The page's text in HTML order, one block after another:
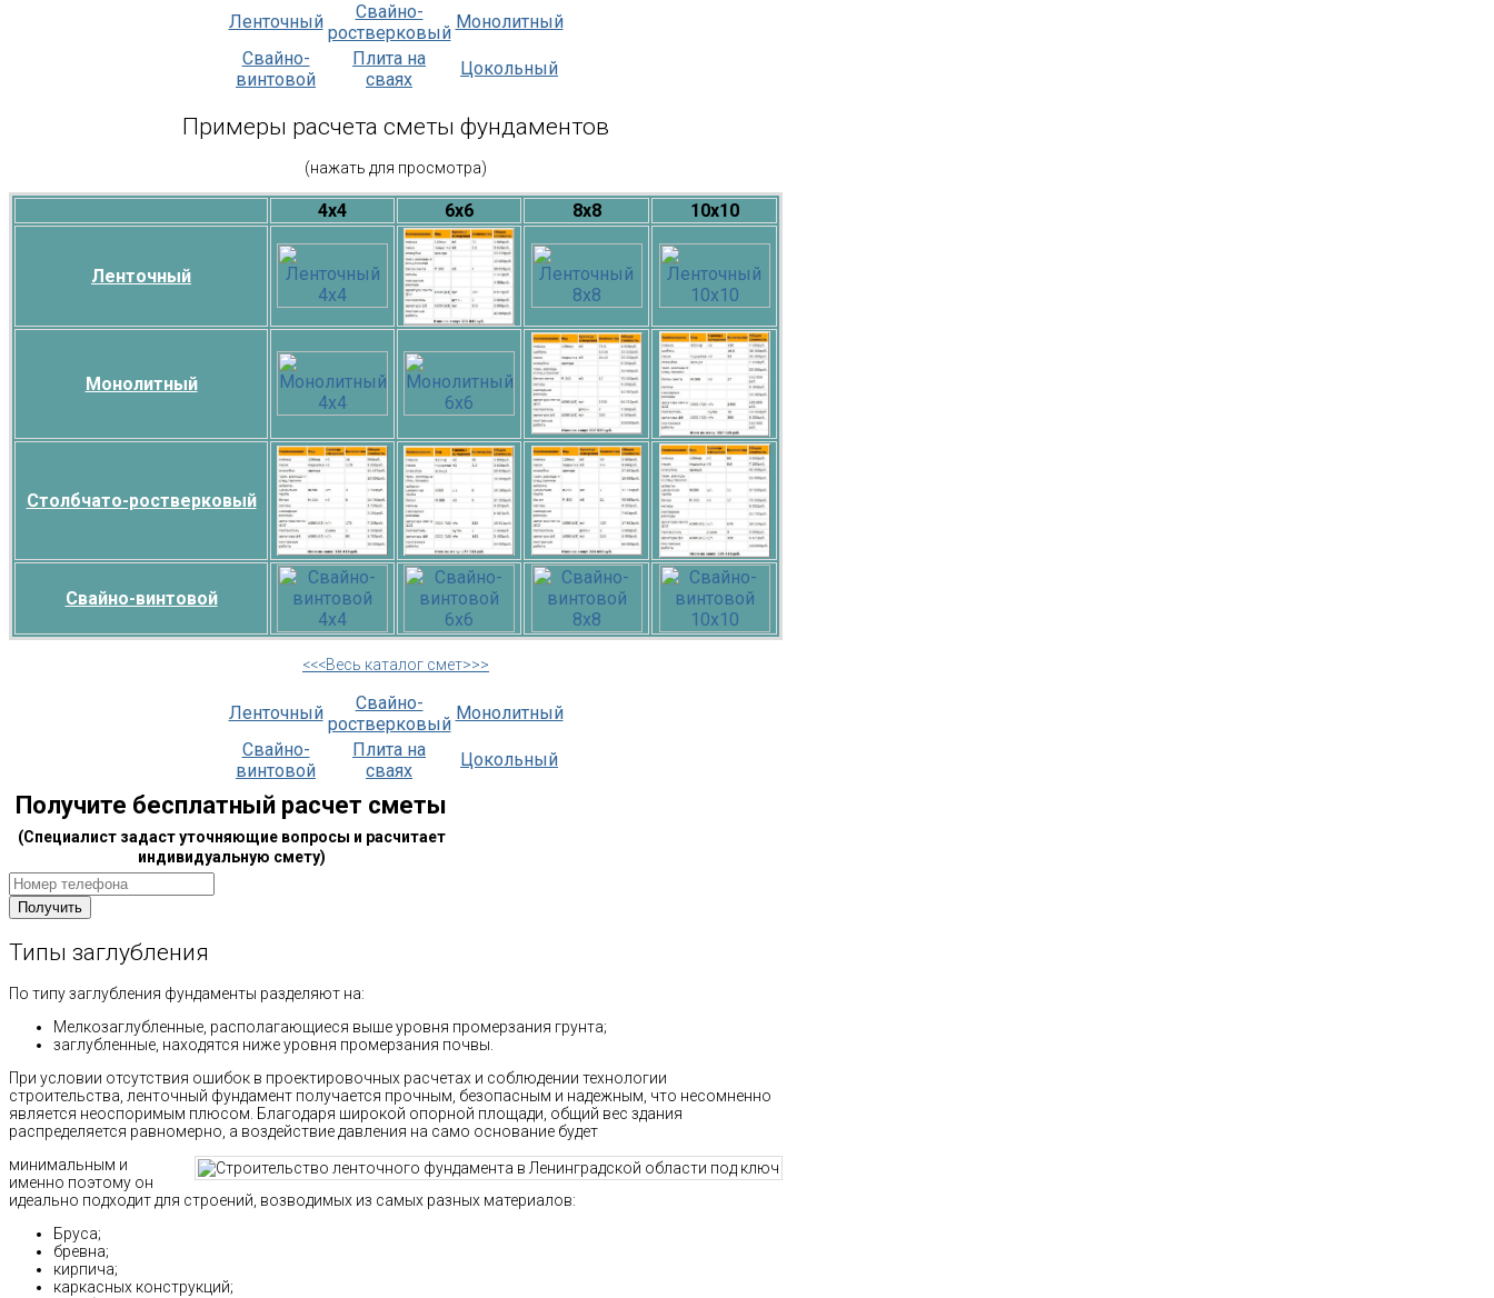
Ленточный
Свайно-
ростверковый
Монолитный
Свайно-
винтовой
Плита на
сваях
Цокольный
Примеры расчета сметы фундаментов
(нажать для просмотра)
4х4 6х6 8х8 10х10
Ленточный
Монолитный
Столбчато-ростверковый
Свайно-винтовой
<<<Весь каталог смет>>>
Ленточный
Свайно-
ростверковый
Монолитный
Свайно-
винтовой
Плита на
сваях
Цокольный
Получите бесплатный расчет сметы
(Специалист задаст уточняющие вопросы и расчитает
индивидуальную смету)
Типы заглубления
По типу заглубления фундаменты разделяют на:
Мелкозаглубленные, располагающиеся выше уровня промерзания грунта;
заглубленные, находятся ниже уровня промерзания почвы.
При условии отсутствия ошибок в проектировочных расчетах и соблюдении технологии
строительства, ленточный фундамент получается прочным, безопасным и надежным, что несомненно
является неоспоримым плюсом. Благодаря широкой опорной площади, общий вес здания
распределяется равномерно, а воздействие давления на само основание будет
минимальным и
именно поэтому он
идеально подходит для строений, возводимых из самых разных материалов:
Бруса;
бревна;
кирпича;
каркасных конструкций;